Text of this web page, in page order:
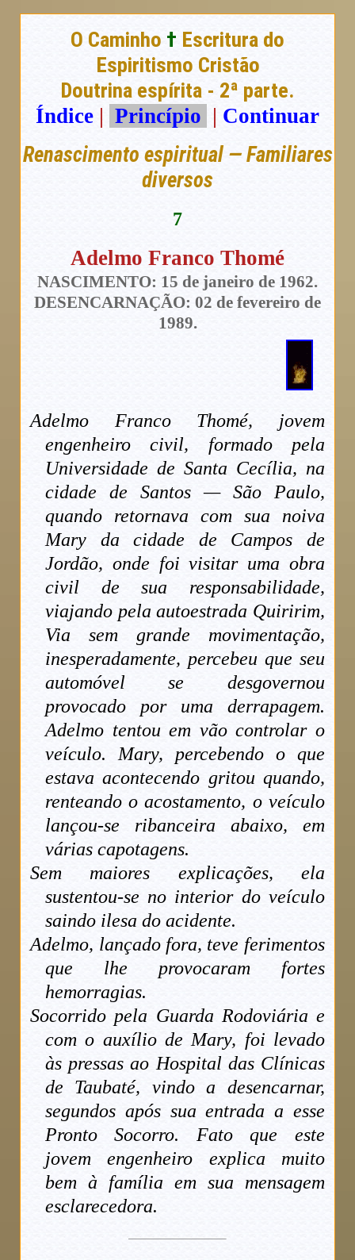
O Caminho † Escritura do
Espiritismo Cristão
Doutrina espírita - 2ª parte.
Índice | Princípio | Continuar
Renascimento espiritual — Familiares
diversos
7
Adelmo Franco Thomé
NASCIMENTO: 15 de janeiro de 1962.
DESENCARNAÇÃO: 02 de fevereiro de
1989.
Adelmo Franco Thomé, jovem
engenheiro civil, formado pela
Universidade de Santa Cecília, na
cidade de Santos — São Paulo,
quando retornava com sua noiva
Mary da cidade de Campos de
Jordão, onde foi visitar uma obra
civil de sua responsabilidade,
viajando pela autoestrada Quiririm,
Via sem grande movimentação,
inesperadamente, percebeu que seu
automóvel se desgovernou
provocado por uma derrapagem.
Adelmo tentou em vão controlar o
veículo. Mary, percebendo o que
estava acontecendo gritou quando,
renteando o acostamento, o veículo
lançou-se ribanceira abaixo, em
várias capotagens.
Sem maiores explicações, ela
sustentou-se no interior do veículo
saindo ilesa do acidente.
Adelmo, lançado fora, teve ferimentos
que lhe provocaram fortes
hemorragias.
Socorrido pela Guarda Rodoviária e
com o auxílio de Mary, foi levado
às pressas ao Hospital das Clínicas
de Taubaté, vindo a desencarnar,
segundos após sua entrada a esse
Pronto Socorro. Fato que este
jovem engenheiro explica muito
bem à família em sua mensagem
esclarecedora.